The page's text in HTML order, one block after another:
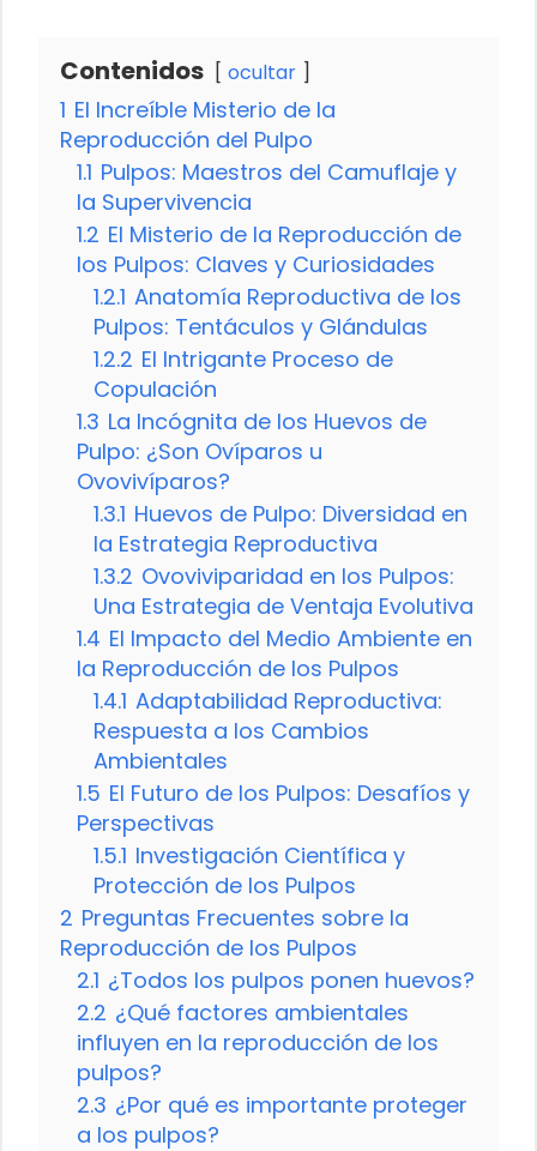
Contenidos ocultar
1 El Increíble Misterio de la
Reproducción del Pulpo
1.1 Pulpos: Maestros del Camuflaje y
la Supervivencia
1.2 El Misterio de la Reproducción de
los Pulpos: Claves y Curiosidades
1.2.1 Anatomía Reproductiva de los
Pulpos: Tentáculos y Glándulas
1.2.2 El Intrigante Proceso de
Copulación
1.3 La Incógnita de los Huevos de
Pulpo: ¿Son Ovíparos u
Ovovivíparos?
1.3.1 Huevos de Pulpo: Diversidad en
la Estrategia Reproductiva
1.3.2 Ovoviviparidad en los Pulpos:
Una Estrategia de Ventaja Evolutiva
1.4 El Impacto del Medio Ambiente en
la Reproducción de los Pulpos
1.4.1 Adaptabilidad Reproductiva:
Respuesta a los Cambios
Ambientales
1.5 El Futuro de los Pulpos: Desafíos y
Perspectivas
1.5.1 Investigación Científica y
Protección de los Pulpos
2 Preguntas Frecuentes sobre la
Reproducción de los Pulpos
2.1 ¿Todos los pulpos ponen huevos?
2.2 ¿Qué factores ambientales
influyen en la reproducción de los
pulpos?
2.3 ¿Por qué es importante proteger
a los pulpos?